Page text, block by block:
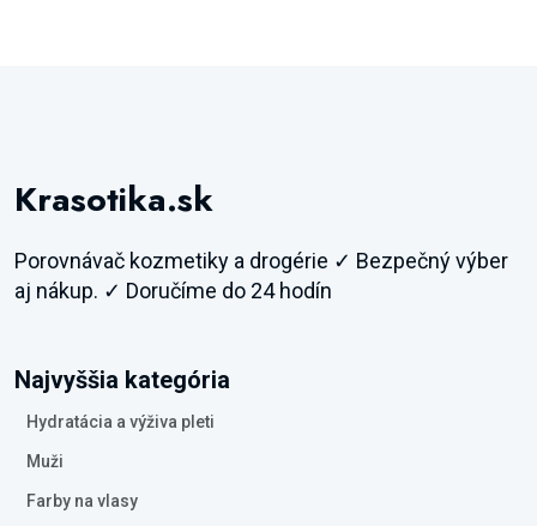
Krasotika.sk
Porovnávač kozmetiky a drogérie ✓ Bezpečný výber
aj nákup. ✓ Doručíme do 24 hodín
Najvyššia kategória
Hydratácia a výživa pleti
Muži
Farby na vlasy